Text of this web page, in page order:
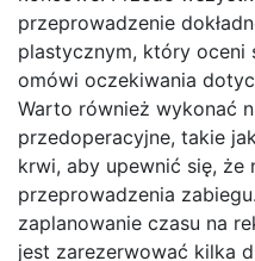
przeprowadzenie
plastycznym, który oceni
omówi oczekiwania
Warto również wykonać
przedoperacyjne, takie
krwi, aby upewnić się, że
przeprowadzenia
zaplanowanie czasu na
jest zarezerwować kilka